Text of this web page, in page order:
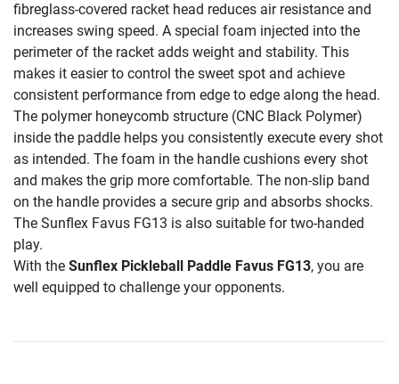
fibreglass-covered racket head reduces air resistance and
increases swing speed. A special foam injected into the
perimeter of the racket adds weight and stability. This
makes it easier to control the sweet spot and achieve
consistent performance from edge to edge along the head.
The polymer honeycomb structure (CNC Black Polymer)
inside the paddle helps you consistently execute every shot
as intended. The foam in the handle cushions every shot
and makes the grip more comfortable. The non-slip band
on the handle provides a secure grip and absorbs shocks.
The Sunflex Favus FG13 is also suitable for two-handed
play.
With the Sunflex Pickleball Paddle Favus FG13, you are
well equipped to challenge your opponents.